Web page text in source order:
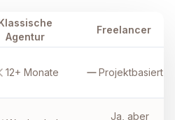
Agentur
Freelancer
12+ Monate Projektbasiert
Ja, aber